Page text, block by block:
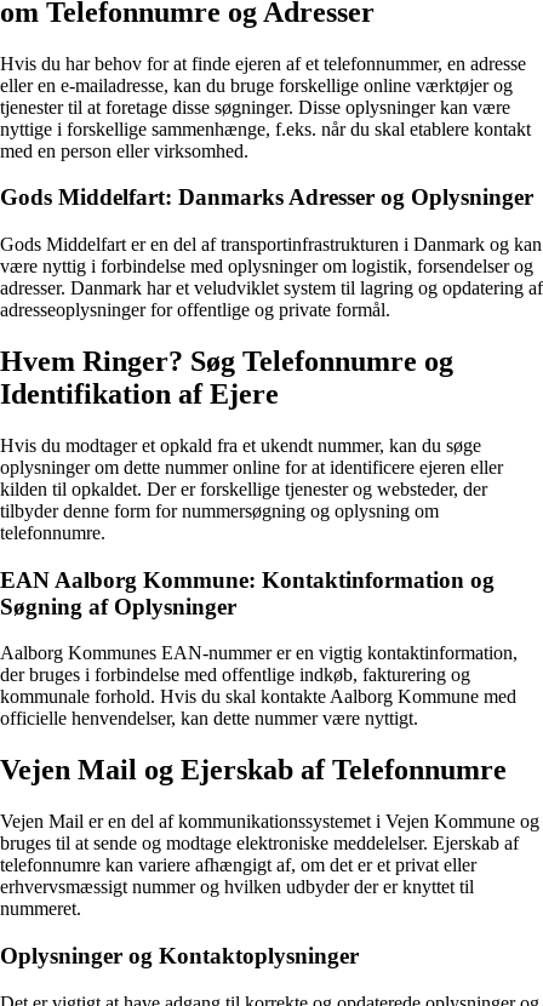
om Telefonnumre og Adresser
Hvis du har behov for at finde ejeren af et telefonnummer, en adresse
eller en e-mailadresse, kan du bruge forskellige online værktøjer og
tjenester til at foretage disse søgninger. Disse oplysninger kan være
nyttige i forskellige sammenhænge, f.eks. når du skal etablere kontakt
med en person eller virksomhed.
Gods Middelfart: Danmarks Adresser og Oplysninger
Gods Middelfart er en del af transportinfrastrukturen i Danmark og kan
være nyttig i forbindelse med oplysninger om logistik, forsendelser og
adresser. Danmark har et veludviklet system til lagring og opdatering af
adresseoplysninger for offentlige og private formål.
Hvem Ringer? Søg Telefonnumre og
Identifikation af Ejere
Hvis du modtager et opkald fra et ukendt nummer, kan du søge
oplysninger om dette nummer online for at identificere ejeren eller
kilden til opkaldet. Der er forskellige tjenester og websteder, der
tilbyder denne form for nummersøgning og oplysning om
telefonnumre.
EAN Aalborg Kommune: Kontaktinformation og
Søgning af Oplysninger
Aalborg Kommunes EAN-nummer er en vigtig kontaktinformation,
der bruges i forbindelse med offentlige indkøb, fakturering og
kommunale forhold. Hvis du skal kontakte Aalborg Kommune med
officielle henvendelser, kan dette nummer være nyttigt.
Vejen Mail og Ejerskab af Telefonnumre
Vejen Mail er en del af kommunikationssystemet i Vejen Kommune og
bruges til at sende og modtage elektroniske meddelelser. Ejerskab af
telefonnumre kan variere afhængigt af, om det er et privat eller
erhvervsmæssigt nummer og hvilken udbyder der er knyttet til
nummeret.
Oplysninger og Kontaktoplysninger